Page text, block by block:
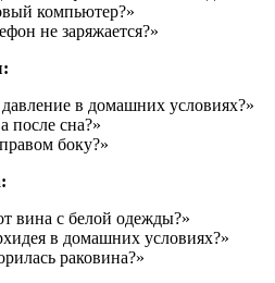
компьютер?»
не заряжается?»
в домашних условиях?»
после сна?»
боку?»
вина с белой одежды?»
в домашних условиях?»
раковина?»